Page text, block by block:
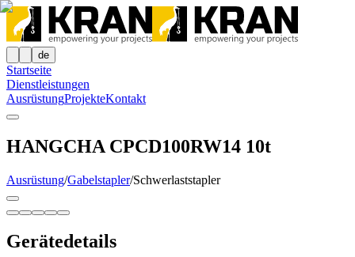
de
Startseite
Dienstleistungen
AusrüstungProjekteKontakt
HANGCHA CPCD100RW14 10t
Ausrüstung/Gabelstapler/Schwerlaststapler
Gerätedetails